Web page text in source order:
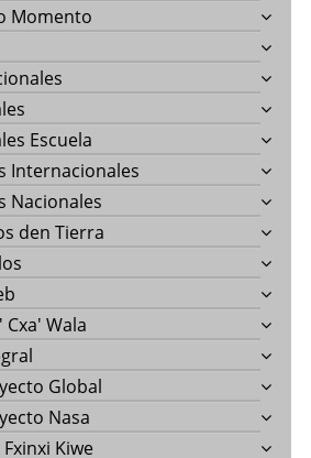
Momento
Escuela
Internacionales
Nacionales
den Tierra
Cxa' Wala
Global
Nasa
Kiwe